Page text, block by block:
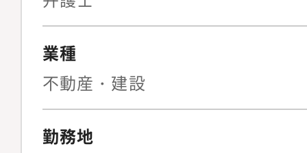
業種
不動産・建設
勤務地